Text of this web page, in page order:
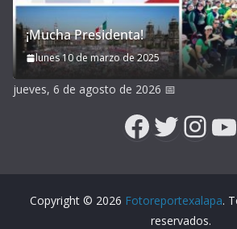
¡Mucha Presidenta!
lunes 10 de marzo de 2025
jueves, 6 de agosto de 2026 📅
Facebook
Twitter
Copyright © 2026 Fotoreportexalapa.
reservados.